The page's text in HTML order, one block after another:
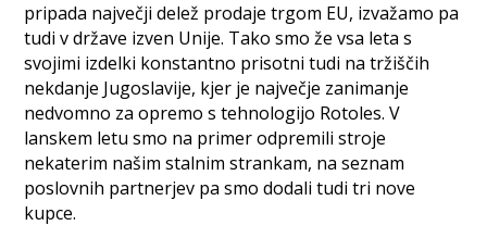
pripada največji delež prodaje trgom EU, izvažamo pa
tudi v države izven Unije. Tako smo že vsa leta s
svojimi izdelki konstantno prisotni tudi na tržiščih
nekdanje Jugoslavije, kjer je največje zanimanje
nedvomno za opremo s tehnologijo Rotoles. V
lanskem letu smo na primer odpremili stroje
nekaterim našim stalnim strankam, na seznam
poslovnih partnerjev pa smo dodali tudi tri nove
kupce.